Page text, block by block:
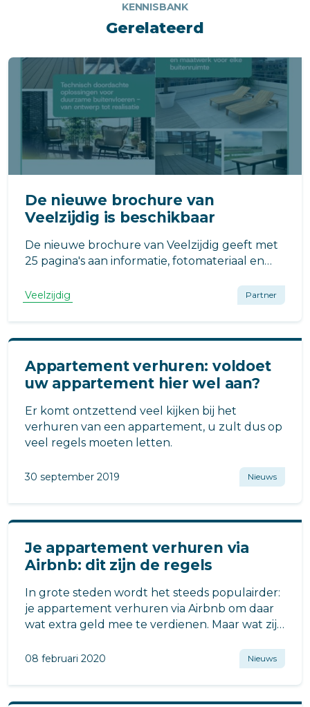
KENNISBANK
Gerelateerd
De nieuwe brochure van
Veelzijdig is beschikbaar
De nieuwe brochure van Veelzijdig geeft met
25 pagina's aan informatie, fotomateriaal en
brochure en ontdek een wereld aan
mogelijkheden voor galerijen, balkons en
(dak)terrassen.
Veelzijdig Partner
Appartement verhuren: voldoet
uw appartement hier wel aan?
Er komt ontzettend veel kijken bij het
verhuren van een appartement, u zult dus op
veel regels moeten letten.
30 september 2019 Nieuws
Je appartement verhuren via
Airbnb: dit zijn de regels
In grote steden wordt het steeds populairder:
je appartement verhuren via Airbnb om daar
wat extra geld mee te verdienen. Maar wat zijn
bijvoorbeeld in een stad als Utrecht?
08 februari 2020 Nieuws